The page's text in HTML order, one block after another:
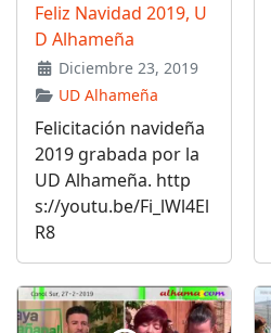
Feliz Navidad 2019, U
D Alhameña
Diciembre 23, 2019
UD Alhameña
Felicitación navideña
2019 grabada por la
UD Alhameña. http
s://youtu.be/Fi_lWl4El
R8